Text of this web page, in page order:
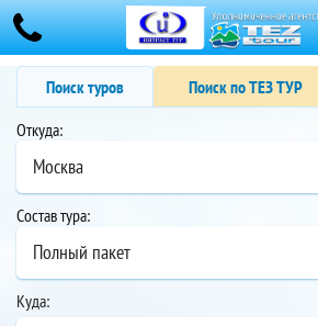
Поиск туров Поиск по ТЕЗ ТУР
Откуда:
Москва
Состав тура:
Полный пакет
Куда: